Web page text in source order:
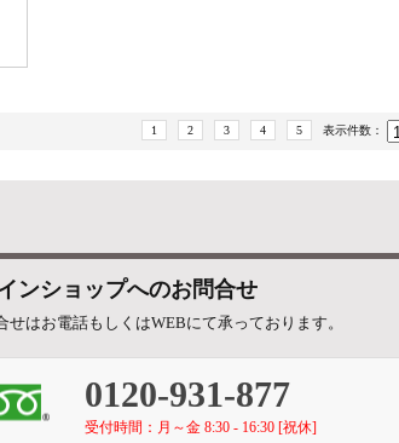
1 2 3 4 5 表示件数：
ンショップへのお問合せ
せはお電話もしくはWEBにて承っております。
0120-931-877
受付時間：月～金 8:30 - 16:30 [祝休]